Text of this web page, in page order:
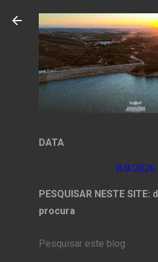
Pular para o
DATA
8/8/2026
PESQUISAR NESTE
procura